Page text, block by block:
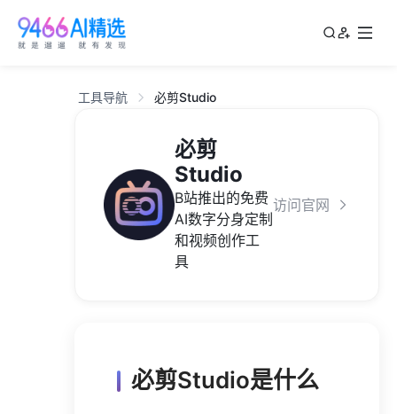
工具导航 必剪Studio
必剪
Studio
B站推出的免费
AI数字分身定制
和视频创作工
具
访问官网
必剪Studio是什么